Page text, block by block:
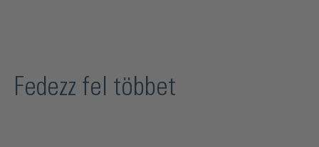
Fedezz fel többet